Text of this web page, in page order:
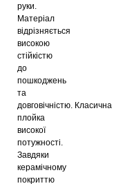
руки.
Матеріал
відрізняється
високою
стійкістю
до
пошкоджень
та
довговічністю. Класична
плойка
високої
потужності.
Завдяки
керамічному
покриттю